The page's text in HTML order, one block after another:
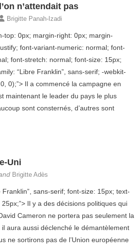
n’attendait pas
Brigitte Panah-Izadi
top: 0px; margin-right: 0px; margin-
font-variant-numeric: normal; font-
font-stretch: normal; font-size: 15px;
“Libre Franklin”, sans-serif; -webkit-
0);”> Il a commencé la campagne en
maintenant le leader du pays le plus
sont consternés, d’autres sont
Uni
Brigitte Adès
Franklin”, sans-serif; font-size: 15px; text-
Il y a des décisions politiques qui
Cameron ne portera pas seulement la
aura aussi déclenché le démantèlement
ne sortirons pas de l’Union européenne